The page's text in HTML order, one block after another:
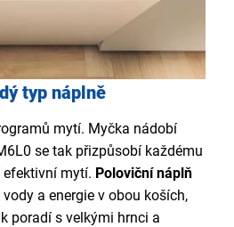
typ náplně
mytí. Myčka nádobí
se tak přizpůsobí každému
mytí. Poloviční náplň
a energie v obou koších,
poradí s velkými hrnci a